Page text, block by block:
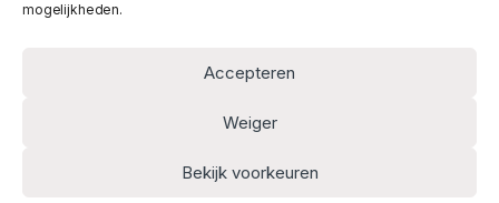
mogelijkheden.
Accepteren
Weiger
Bekijk voorkeuren
Heb je vragen? Wij zijn
telefonisch bereikbaar!